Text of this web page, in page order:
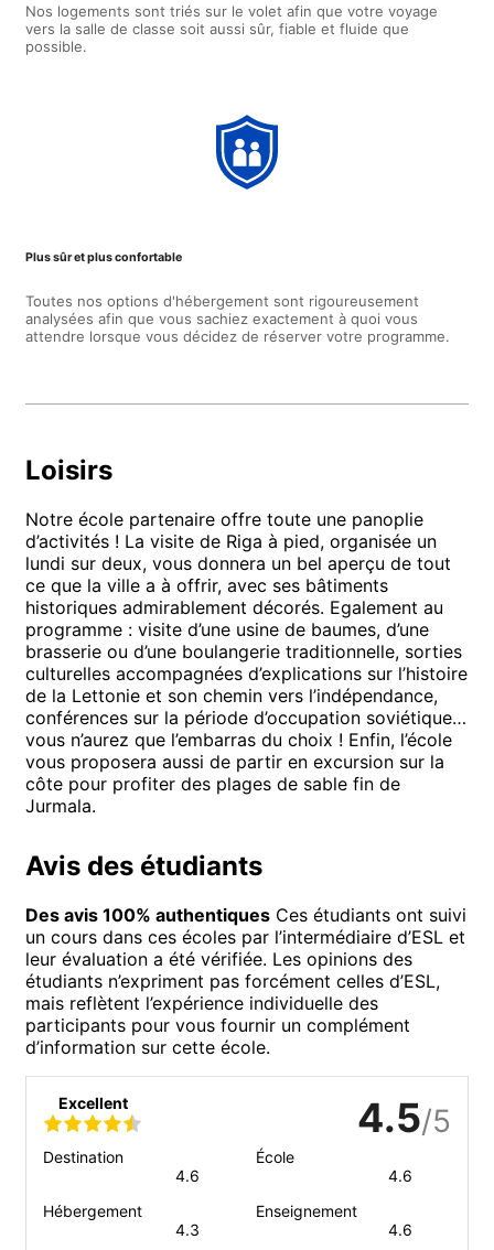
Nos logements sont triés sur le volet afin que votre voyage
vers la salle de classe soit aussi sûr, fiable et fluide que
possible.
Plus sûr et plus confortable
Toutes nos options d'hébergement sont rigoureusement
analysées afin que vous sachiez exactement à quoi vous
attendre lorsque vous décidez de réserver votre programme.
Loisirs
Notre école partenaire offre toute une panoplie
d’activités ! La visite de Riga à pied, organisée un
lundi sur deux, vous donnera un bel aperçu de tout
ce que la ville a à offrir, avec ses bâtiments
historiques admirablement décorés. Egalement au
programme : visite d’une usine de baumes, d’une
brasserie ou d’une boulangerie traditionnelle, sorties
culturelles accompagnées d’explications sur l’histoire
de la Lettonie et son chemin vers l’indépendance,
conférences sur la période d’occupation soviétique…
vous n’aurez que l’embarras du choix ! Enfin, l’école
vous proposera aussi de partir en excursion sur la
côte pour profiter des plages de sable fin de
Jurmala.
Avis des étudiants
Des avis 100% authentiques Ces étudiants ont suivi
un cours dans ces écoles par l’intermédiaire d’ESL et
leur évaluation a été vérifiée. Les opinions des
étudiants n’expriment pas forcément celles d’ESL,
mais reflètent l’expérience individuelle des
participants pour vous fournir un complément
d’information sur cette école.
Excellent 4.5/5
Destination
4.6
École
4.6
Hébergement
4.3
Enseignement
4.6